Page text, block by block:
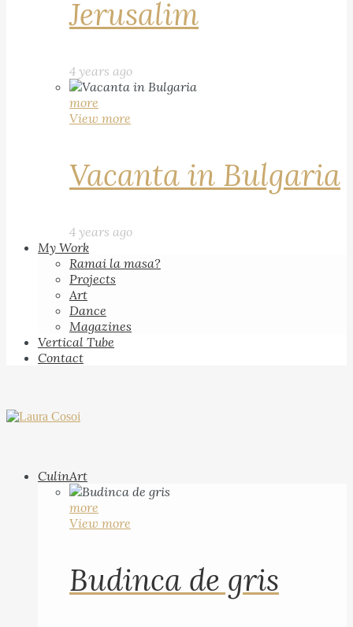
Jerusalim
4 years ago
more
View more
Vacanta in Bulgaria
4 years ago
My Work
Ramai la masa?
Projects
Art
Dance
Magazines
Vertical Tube
Contact
CulinArt
more
View more
Budinca de gris